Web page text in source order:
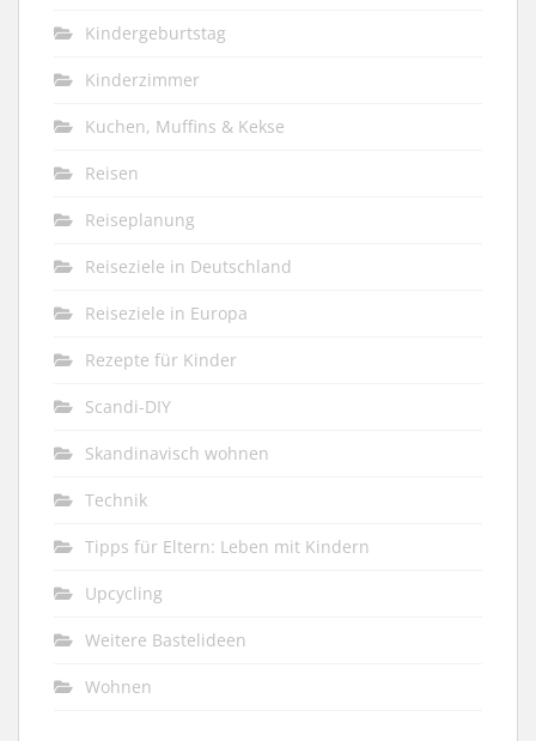
Kindergeburtstag
Kinderzimmer
Kuchen, Muffins & Kekse
Reisen
Reiseplanung
Reiseziele in Deutschland
Reiseziele in Europa
Rezepte für Kinder
Scandi-DIY
Skandinavisch wohnen
Technik
Tipps für Eltern: Leben mit Kindern
Upcycling
Weitere Bastelideen
Wohnen